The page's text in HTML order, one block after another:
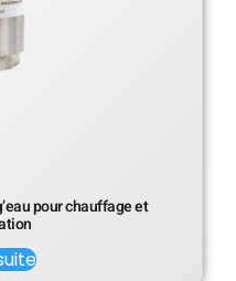
pour chauffage et